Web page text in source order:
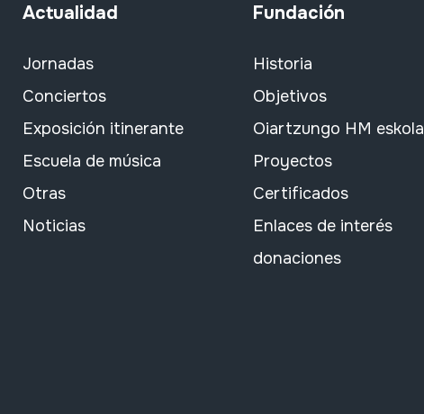
Actualidad
Jornadas
Conciertos
Exposición itinerante
Escuela de música
Otras
Noticias
Fundación
Historia
Objetivos
Oiartzungo HM eskola
Proyectos
Certificados
Enlaces de interés
donaciones